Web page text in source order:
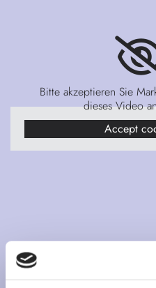
Bitte akzeptieren Sie
dieses Video
Accept